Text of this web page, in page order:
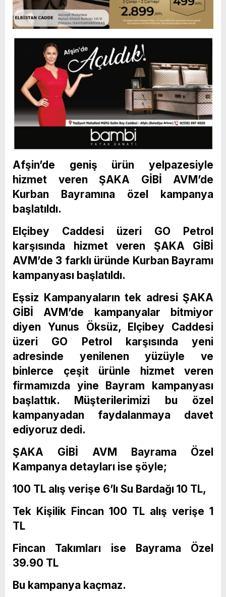
Afşin’de geniş ürün yelpazesiyle
hizmet veren ŞAKA GİBİ AVM’de
Kurban Bayramına özel kampanya
başlatıldı.
Elçibey Caddesi üzeri GO Petrol
karşısında hizmet veren ŞAKA GİBİ
AVM’de 3 farklı üründe Kurban Bayramı
kampanyası başlatıldı.
Eşsiz Kampanyaların tek adresi ŞAKA
GİBİ AVM’de kampanyalar bitmiyor
diyen Yunus Öksüz, Elçibey Caddesi
üzeri GO Petrol karşısında yeni
adresinde yenilenen yüzüyle ve
binlerce çeşit ürünle hizmet veren
firmamızda yine Bayram kampanyası
başlattık. Müşterilerimizi bu özel
kampanyadan faydalanmaya davet
ediyoruz dedi.
ŞAKA GİBİ AVM Bayrama Özel
Kampanya detayları ise şöyle;
100 TL alış verişe 6’lı Su Bardağı 10 TL,
Tek Kişilik Fincan 100 TL alış verişe 1
TL
Fincan Takımları ise Bayrama Özel
39.90 TL
Bu kampanya kaçmaz.